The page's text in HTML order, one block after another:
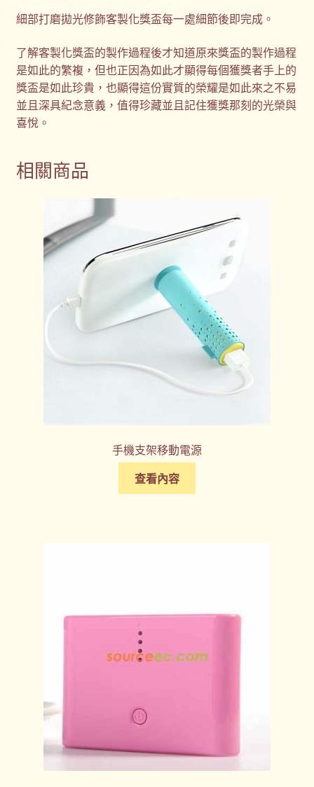
細部打磨拋光修飾客製化獎盃每一處細節後即完成。
了解客製化獎盃的製作過程後才知道原來獎盃的製作過程
是如此的繁複，但也正因為如此才顯得每個獲獎者手上的
獎盃是如此珍貴，也顯得這份實質的榮耀是如此來之不易
並且深具紀念意義，值得珍藏並且記住獲獎那刻的光榮與
喜悅。
相關商品
手機支架移動電源
查看內容